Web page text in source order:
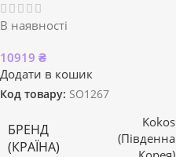
В наявності
10919 ₴
Додати в кошик
Код товару: SO1267
БРЕНД
(КРАЇНА)
Kokos
(Південна